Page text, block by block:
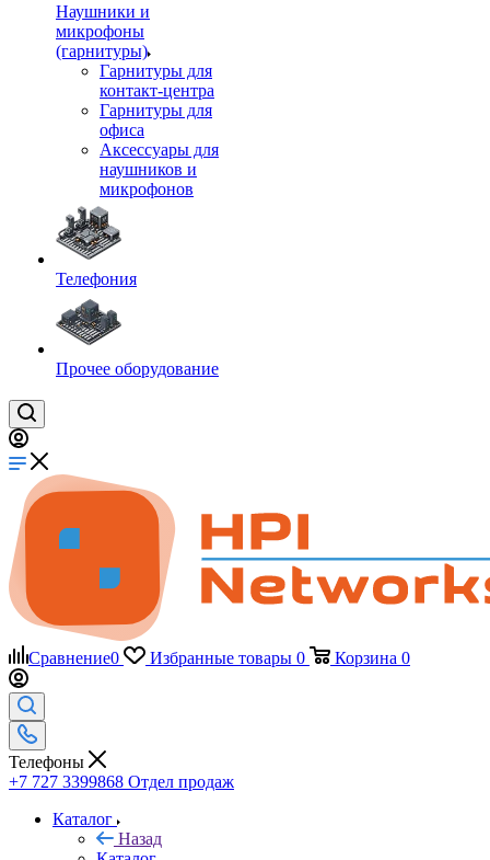
Наушники и
микрофоны
(гарнитуры)
Гарнитуры для
контакт-центра
Гарнитуры для
офиса
Аксессуары для
наушников и
микрофонов
Телефония
Прочее оборудование
Сравнение0 Избранные товары 0 Корзина 0
Телефоны
+7 727 3399868 Отдел продаж
Каталог
Назад